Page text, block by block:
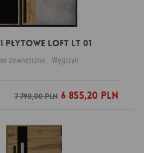
PŁYTOWE LOFT LT 01
zewnętrzne Węgrzyn
7 790,00 PLN6 855,20 PLN
Dodaj do ulubionych